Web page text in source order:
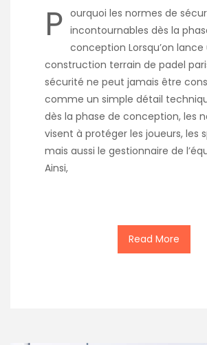
P ourquoi les normes de
incontournables dès la
conception Lorsqu’on lance
construction terrain de padel
sécurité ne peut jamais être
comme un simple détail
dès la phase de conception, les
visent à protéger les joueurs, les
mais aussi le gestionnaire de
Ainsi,
Read More